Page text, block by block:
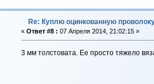
Re: Куплю оцинкованную
« Ответ #8 : 07 Апреля 2014, 21:02:15 »
3 мм толстовата. Ее просто тяжело